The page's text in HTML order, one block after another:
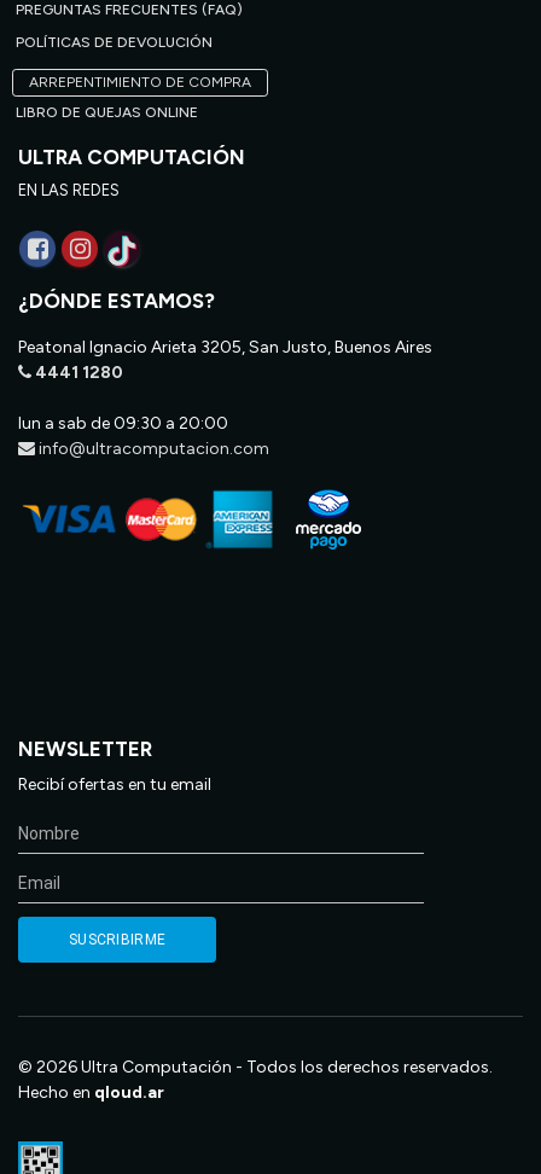
PREGUNTAS FRECUENTES (FAQ)
POLÍTICAS DE DEVOLUCIÓN
ARREPENTIMIENTO DE COMPRA
LIBRO DE QUEJAS ONLINE
ULTRA COMPUTACIÓN
EN LAS REDES
¿DÓNDE ESTAMOS?
Peatonal Ignacio Arieta 3205, San Justo, Buenos Aires
4441 1280
lun a sab de 09:30 a 20:00
info@ultracomputacion.com
NEWSLETTER
Recibí ofertas en tu email
© 2026 Ultra Computación - Todos los derechos reservados.
Hecho en qloud.ar